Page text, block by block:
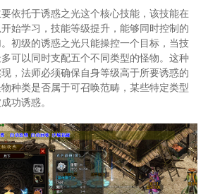
依托于诱惑之光这个核心技能，该技能在
始学习，技能等级提升，能够同时控制的
初级的诱惑之光只能操控一个目标，当技
可以同时支配五个不同类型的怪物。这种
，法师必须确保自身等级高于所要诱惑的
种类是否属于可召唤范畴，某些特定类型
功诱惑。